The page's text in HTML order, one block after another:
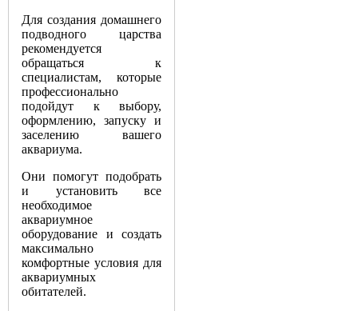
Для создания домашнего
подводного царства
рекомендуется
обращаться к
специалистам, которые
профессионально
подойдут к выбору,
оформлению, запуску и
заселению вашего
аквариума.
Они помогут подобрать
и установить все
необходимое
аквариумное
оборудование и создать
максимально
комфортные условия для
аквариумных
обитателей.